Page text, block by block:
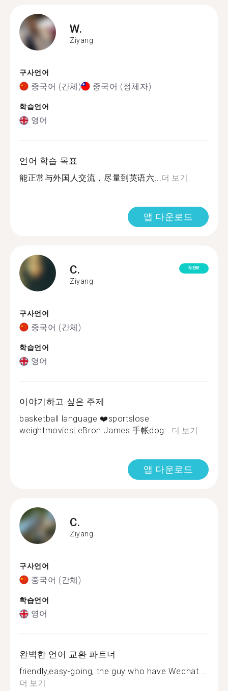
W.
Ziyang
구사언어
중국어 (간체) 중국어 (정체자)
학습언어
영어
언어 학습 목표
能正常与外国人交流，尽量到英语六...더 보기
앱 다운로드
C.
Ziyang
NEW
구사언어
중국어 (간체)
학습언어
영어
이야기하고 싶은 주제
basketball language ❤️sportslose
weightmoviesLeBron James 手帐dog...더 보기
앱 다운로드
C.
Ziyang
구사언어
중국어 (간체)
학습언어
영어
완벽한 언어 교환 파트너
friendly,easy-going, the guy who have Wechat...
더 보기